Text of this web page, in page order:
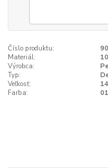
Číslo produktu:
Materiál:
Výrobca:
Typ:
Veľkosť:
Farba: